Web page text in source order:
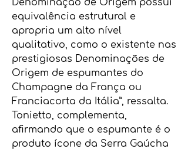
Denominação de Origem possui
equivalência estrutural e
apropria um alto nível
qualitativo, como o existente nas
prestigiosas Denominações de
Origem de espumantes do
Champagne da França ou
Franciacorta da Itália”, ressalta.
Tonietto, complementa,
afirmando que o espumante é o
produto ícone da Serra Gaúcha